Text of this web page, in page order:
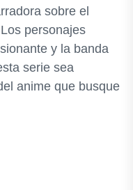
sobre el
personajes
y la banda
serie sea
anime que busque